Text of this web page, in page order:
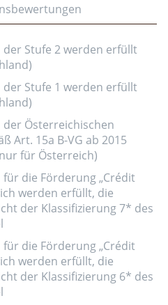
Stufe 2 werden erfüllt
Stufe 1 werden erfüllt
Österreichischen
Art. 15a B-VG ab 2015
für Österreich)
die Förderung „Crédit
werden erfüllt, die
der Klassifizierung 7* des
die Förderung „Crédit
werden erfüllt, die
der Klassifizierung 6* des